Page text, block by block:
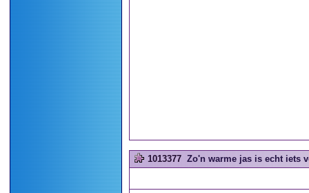
1013377 Zo'n warme jas is echt iets